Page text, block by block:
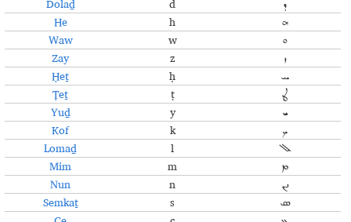
Dolaḏ d ܕ
He h ܗ
Waw w ܘ
Zay z ܙ
Ḥeṯ ḥ ܚ
Ṭeṯ ṭ ܛ
Yuḏ y ܝ
Kof k ܟ
Lomaḏ l ܠ
Mim m ܡ
Nun n ܢܢ
Semkaṯ s ܣ